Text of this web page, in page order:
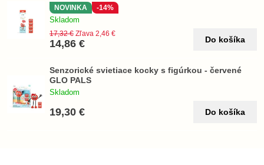
NOVINKA -14%
Skladom
14,86 €
17,32 € Zľava 2,46 €
Do košíka
Senzorické svietiace kocky s figúrkou - červené
GLO PALS
Skladom
19,30 € Do košíka